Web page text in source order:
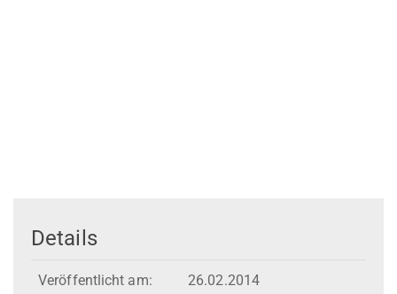
Details
Veröffentlicht am: 26.02.2014